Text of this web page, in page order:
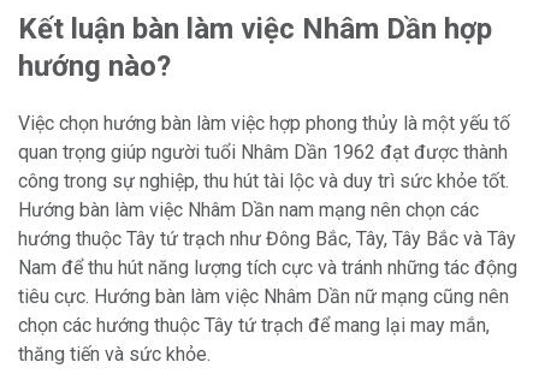
Kết luận bàn làm việc Nhâm Dần hợp
hướng nào?
Việc chọn hướng bàn làm việc hợp phong thủy là một yếu tố
quan trọng giúp người tuổi Nhâm Dần 1962 đạt được thành
công trong sự nghiệp, thu hút tài lộc và duy trì sức khỏe tốt.
Hướng bàn làm việc Nhâm Dần nam mạng nên chọn các
hướng thuộc Tây tứ trạch như Đông Bắc, Tây, Tây Bắc và Tây
Nam để thu hút năng lượng tích cực và tránh những tác động
tiêu cực. Hướng bàn làm việc Nhâm Dần nữ mạng cũng nên
chọn các hướng thuộc Tây tứ trạch để mang lại may mắn,
thăng tiến và sức khỏe.